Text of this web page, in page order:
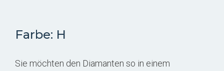
Farbe: H
Sie möchten den Diamanten so in einem